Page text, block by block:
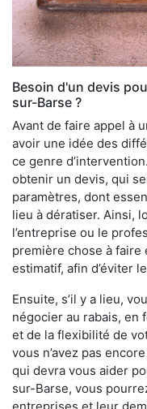
Besoin d'un devis
sur-Barse ?
Avant de faire appel à
avoir une idée des
ce genre
obtenir un devis, qui
paramètres, dont
lieu à dératiser. Ainsi,
l’entreprise ou le
première chose à faire
estimatif, afin d’éviter
Ensuite, s’il y a lieu,
négocier au rabais, en
et de la flexibilité de
vous n’avez pas
qui devra vous aider
sur-Barse, vous